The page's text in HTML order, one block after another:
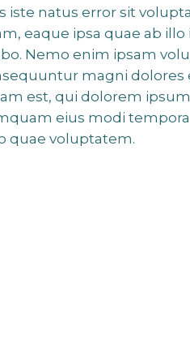
iste natus error sit
eaque ipsa quae ab
Nemo enim ipsam
magni
est, qui dolorem
eius modi
quae voluptatem.